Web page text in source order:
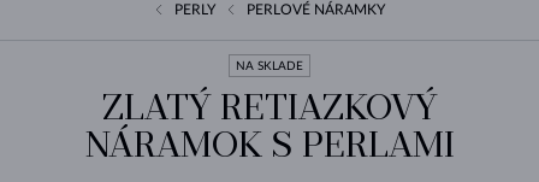
PERLY PERLOVÉ NÁRAMKY
NA SKLADE
ZLATÝ RETIAZKOVÝ
NÁRAMOK S PERLAMI